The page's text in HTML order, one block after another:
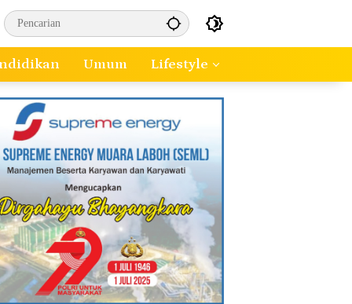
Umum Lifestyle